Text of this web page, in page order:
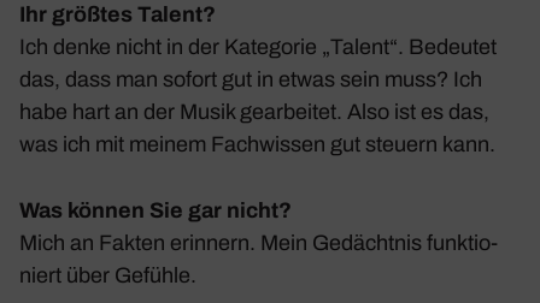
Ihr größtes Talent?
Ich denke nicht in der Kate­gorie „Talent“. Bedeutet
das, dass man sofort gut in etwas sein muss? Ich
habe hart an der Musik gear­beitet. Also ist es das,
was ich mit meinem Fach­wissen gut steuern kann.
Was können Sie gar nicht?
Mich an Fakten erin­nern. Mein Gedächtnis funk­tio­
niert über Gefühle.